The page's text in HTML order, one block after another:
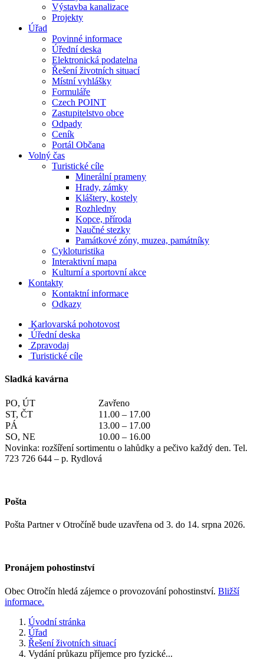
Výstavba kanalizace
Projekty
Úřad
Povinné informace
Úřední deska
Elektronická podatelna
Řešení životních situací
Místní vyhlášky
Formuláře
Czech POINT
Zastupitelstvo obce
Odpady
Ceník
Portál Občana
Volný čas
Turistické cíle
Minerální prameny
Hrady, zámky
Kláštery, kostely
Rozhledny
Kopce, příroda
Naučné stezky
Památkové zóny, muzea, památníky
Cykloturistika
Interaktivní mapa
Kulturní a sportovní akce
Kontakty
Kontaktní informace
Odkazy
Karlovarská pohotovost
Úřední deska
Zpravodaj
Turistické cíle
Sladká kavárna
PO, ÚT
Zavřeno
ST, ČT
11.00 – 17.00
PÁ
13.00 – 17.00
SO, NE
10.00 – 16.00
Novinka: rozšíření sortimentu o lahůdky a pečivo každý den. Tel.
723 726 644 – p. Rydlová
Pošta
Pošta Partner v Otročíně bude uzavřena od 3. do 14. srpna 2026.
Pronájem pohostinství
Obec Otročín hledá zájemce o provozování pohostinství. Bližší
informace.
Úvodní stránka
Úřad
Řešení životních situací
Vydání průkazu příjemce pro fyzické...